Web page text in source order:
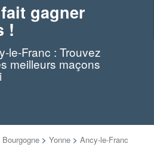
gagner
!
le-Franc : Trouvez
meilleurs maçons
Bourgogne > Yonne > Ancy-le-Franc